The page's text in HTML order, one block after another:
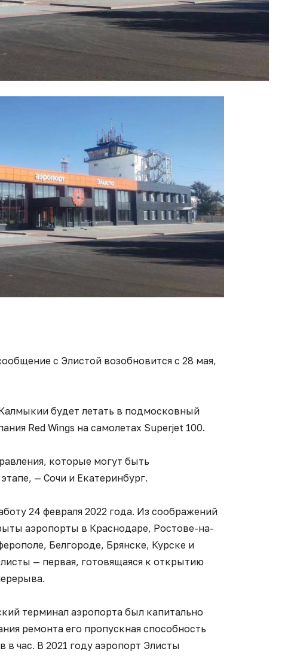
с Элистой возобновится с 28 мая,
будет летать в подмосковный
Red Wings на самолетах Superjet 100.
которые могут быть
— Сочи и Екатеринбург.
24 февраля 2022 года. Из соображений
аэропорты в Краснодаре, Ростове-на-
Белгороде, Брянске, Курске и
— первая, готовящаяся к открытию
терминал аэропорта был капитально
ремонта его пропускная способность
в час. В 2021 году аэропорт Элисты